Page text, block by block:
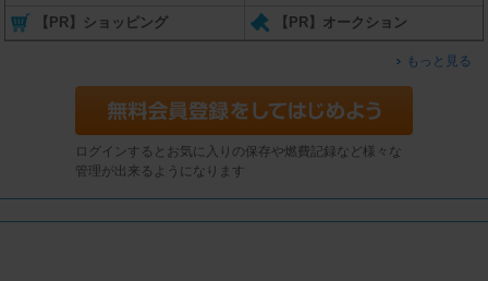
【PR】ショッピング 【PR】オークション
もっと見る
ログインするとお気に入りの保存や燃費記録など様々な
管理が出来るようになります